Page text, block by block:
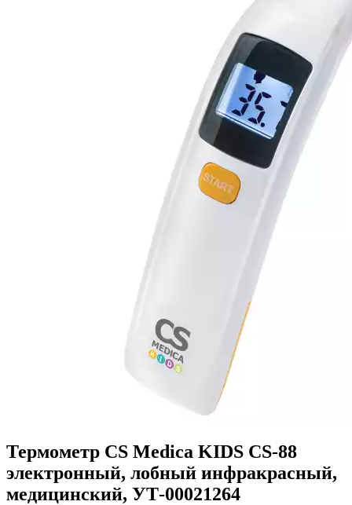
Термометр CS Medica KIDS CS-88
электронный, лобный инфракрасный,
медицинский, УТ-00021264